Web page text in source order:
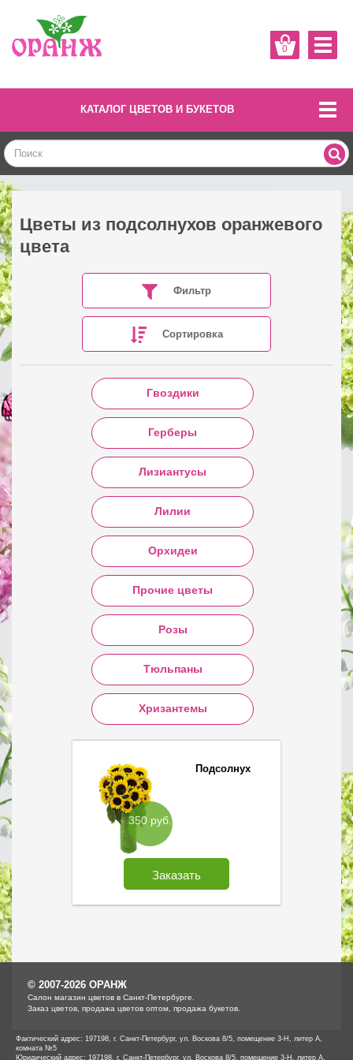
0
КАТАЛОГ ЦВЕТОВ И БУКЕТОВ
Цветы из подсолнухов оранжевого
цвета
Фильтр
Сортировка
Гвоздики
Герберы
Лизиантусы
Лилии
Орхидеи
Прочие цветы
Розы
Тюльпаны
Хризантемы
350 руб.
Подсолнух
Заказать
© 2007-2026 ОРАНЖ
Cалон магазин цветов в Санкт-Петербурге.
Заказ цветов, продажа цветов оптом, продажа букетов.
Фактический адрес: 197198, г. Санкт-Петербург, ул. Воскова 8/5, помещение 3-Н, литер А,
комната №5
Юридический адрес: 197198, г. Санкт-Петербург, ул. Воскова 8/5, помещение 3-Н, литер А,